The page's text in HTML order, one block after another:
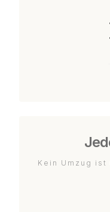
Kein Umzug ist